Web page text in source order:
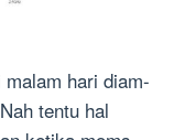
hari diam-
tentu hal